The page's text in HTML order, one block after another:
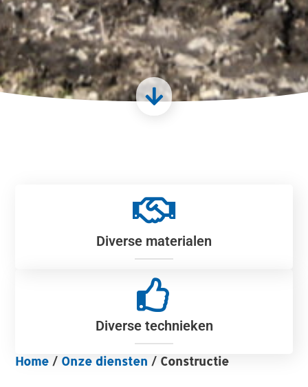
Diverse materialen
Diverse technieken
Home / Onze diensten / Constructie